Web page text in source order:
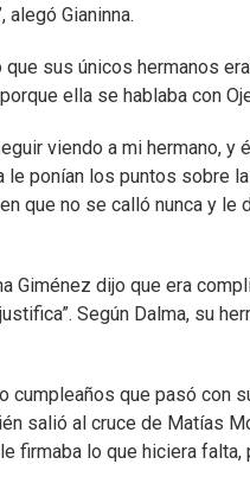
alegó Gianinna.
sus únicos hermanos
ella se hablaba con
viendo a mi hermano,
le ponían los puntos sobre
que no se calló nunca y
Giménez dijo que era
Según Dalma, su
cumpleaños que pasó con
salió al cruce de Matías
firmaba lo que hiciera